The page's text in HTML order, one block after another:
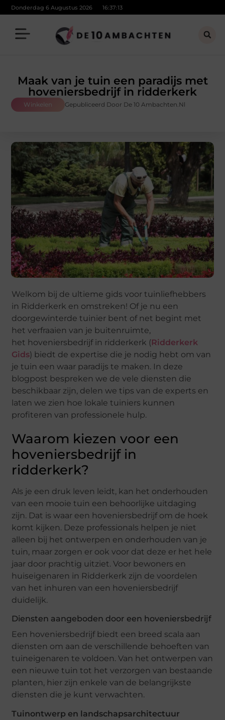
Donderdag 6 Augustus 2026 16:37:15
Maak van je tuin een paradijs met
hoveniersbedrijf in ridderkerk
Winkelen Gepubliceerd Door De 10 Ambachten.nl
Welkom bij de ultieme gids voor tuinliefhebbers
in Ridderkerk en omstreken! Of je nu een
doorgewinterde tuinier bent of net begint met
het verfraaien van je buitenruimte,
het hoveniersbedrijf in ridderkerk (Ridderkerk
Gids) biedt de expertise die je nodig hebt om van
je tuin een waar paradijs te maken. In deze
blogpost bespreken we de vele diensten die
beschikbaar zijn, delen we tips van de experts en
laten we zien hoe lokale tuiniers kunnen
profiteren van professionele hulp.
Waarom kiezen voor een
hoveniersbedrijf in
ridderkerk?
Als je een druk leven leidt, kan het onderhouden
van een mooie tuin een behoorlijke uitdaging
zijn. Dat is waar een hoveniersbedrijf om de hoek
komt kijken. Deze professionals helpen je niet
alleen bij het ontwerpen en onderhouden van je
tuin, maar zorgen er ook voor dat deze er het hele
jaar door prachtig uitziet. Voor bewoners en
huiseigenaren in Ridderkerk zijn de voordelen
van het inhuren van een hoveniersbedrijf
duidelijk.
Diensten aangeboden door een hoveniersbedrijf
Een hoveniersbedrijf biedt een breed scala aan
diensten om aan de verschillende behoeften van
tuineigenaren te voldoen. Van het ontwerpen van
een nieuwe tuin tot het verzorgen van bestaande
planten, hier zijn enkele van de belangrijkste
diensten die je kunt verwachten.
Tuinontwerp en landschapsarchitectuur